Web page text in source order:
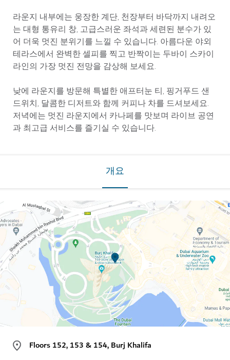
라운지 내부에는 웅장한 계단, 천장부터 바닥까지 내려오
는 대형 통유리 창, 고급스러운 좌석과 세련된 분수가 있
어 더욱 멋진 분위기를 느낄 수 있습니다. 아름다운 야외
테라스에서 완벽한 셀피를 찍고 반짝이는 두바이 스카이
라인의 가장 멋진 전망을 감상해 보세요.
낮에 라운지를 방문해 특별한 애프터눈 티, 핑거푸드 샌
드위치, 달콤한 디저트와 함께 커피나 차를 드셔보세요.
저녁에는 멋진 라운지에서 카나페를 맛보며 라이브 공연
과 최고급 서비스를 즐기실 수 있습니다.
개요
Floors 152, 153 & 154, Burj Khalifa